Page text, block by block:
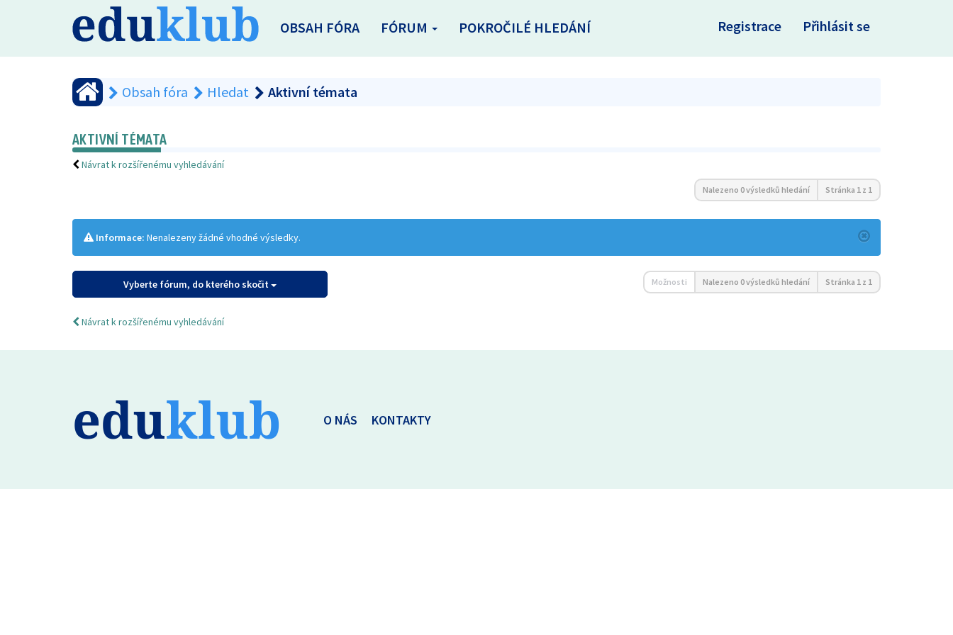
OBSAH FÓRA FÓRUM POKROČILÉ HLEDÁNÍ Registrace Přihlásit se
Obsah fóra Hledat Aktivní témata
AKTIVNÍ TÉMATA
Návrat k rozšířenému vyhledávání
Nalezeno 0 výsledků hledání Stránka 1 z 1
Informace: Nenalezeny žádné vhodné výsledky.
Možnosti Nalezeno 0 výsledků hledání Stránka 1 z 1
Vyberte fórum, do kterého skočit
Návrat k rozšířenému vyhledávání
eduklub O NÁS KONTAKTY